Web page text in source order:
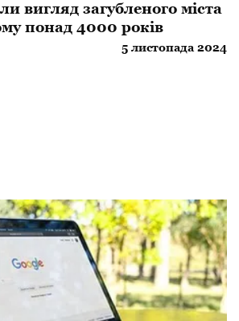
вигляд загубленого міста
понад 4000 років
5 листопада 2024